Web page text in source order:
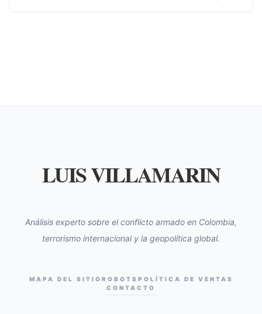
LUIS VILLAMARIN
Análisis experto sobre el conflicto armado en Colombia,
terrorismo internacional y la geopolítica global.
MAPA DEL SITIO ROBOTS POLÍTICA DE VENTAS
CONTACTO